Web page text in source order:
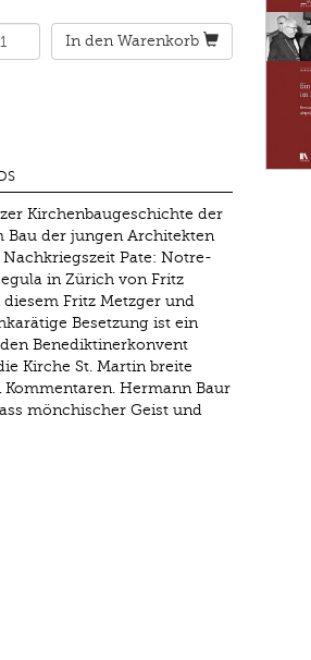
In den Warenkorb
Kirchenbaugeschichte der
Bau der jungen Architekten
Pate: Notre-
in Zürich von Fritz
diesem Fritz Metzger und
Besetzung ist ein
Benediktinerkonvent
Kirche St. Martin breite
Hermann Baur
mönchischer Geist und